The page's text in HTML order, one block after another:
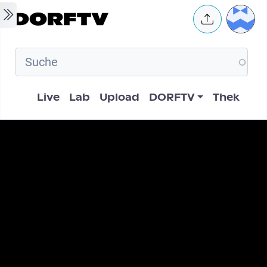
Skip to main content User
Hauptnavigation
Live Lab Upload DORFTV Thek